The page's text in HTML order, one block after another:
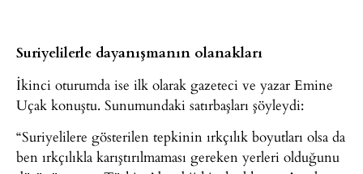
Suriyelilerle dayanışmanın olanakları
İkinci oturumda ise ilk olarak gazeteci ve yazar Emine
Uçak konuştu. Sunumundaki satırbaşları şöyleydi:
“Suriyelilere gösterilen tepkinin ırkçılık boyutları olsa da
ben ırkçılıkla karıştırılmaması gereken yerleri olduğunu